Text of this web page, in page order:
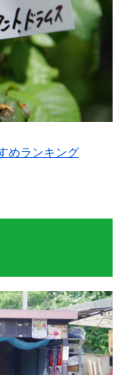
めランキング